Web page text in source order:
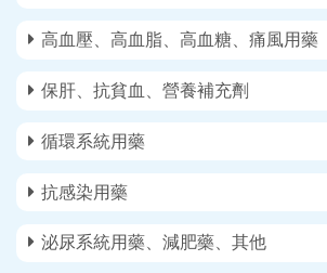
高血壓、高血脂、高血糖、痛風用藥
保肝、抗貧血、營養補充劑
循環系統用藥
抗感染用藥
泌尿系統用藥、減肥藥、其他